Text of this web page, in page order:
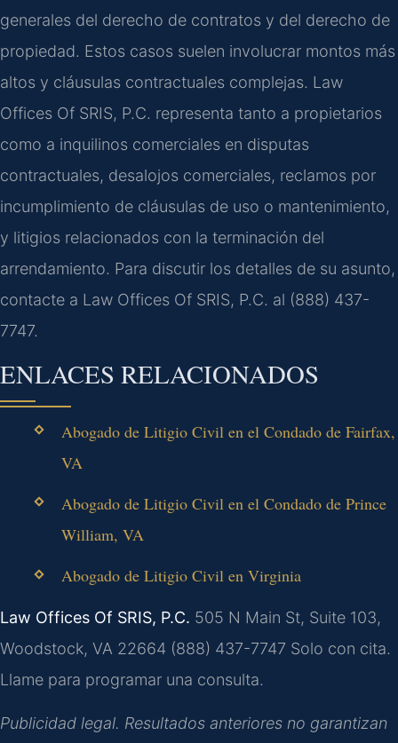
generales del derecho de contratos y del derecho de
propiedad. Estos casos suelen involucrar montos más
altos y cláusulas contractuales complejas. Law
Offices Of SRIS, P.C. representa tanto a propietarios
como a inquilinos comerciales en disputas
contractuales, desalojos comerciales, reclamos por
incumplimiento de cláusulas de uso o mantenimiento,
y litigios relacionados con la terminación del
arrendamiento. Para discutir los detalles de su asunto,
contacte a Law Offices Of SRIS, P.C. al (888) 437-
7747.
ENLACES RELACIONADOS
Abogado de Litigio Civil en el Condado de Fairfax,
VA
Abogado de Litigio Civil en el Condado de Prince
William, VA
Abogado de Litigio Civil en Virginia
Law Offices Of SRIS, P.C. 505 N Main St, Suite 103,
Woodstock, VA 22664 (888) 437-7747 Solo con cita.
Llame para programar una consulta.
Publicidad legal. Resultados anteriores no garantizan